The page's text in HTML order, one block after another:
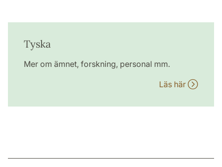
Tyska
Mer om ämnet, forskning, personal mm.
Läs här